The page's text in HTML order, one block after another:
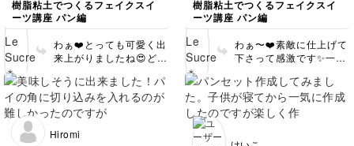
です💕 そして、「楽し
かった」と言って頂け
て、本当に嬉しいです❤️
受講して下さりありがと
うございました！また次
の作品楽しみにしていま
す😊
問題なかったと思います
が、2度目以降の着色
は、粘土が水分を帯びて
少し表面が柔らかくなっ
ているので、完全に乾燥
できていないところに、
次の色を重ねると、色が
よれてしまったり、ハゲ
てしまう原因になりま
他のパンやスイーツも作ってみ
ます😊
樹脂粘土でつくるフェイクスイ
ーツ講座 パン編
わぁ❤️とっても可愛く出
来上がりましたね😍どち
です💕何よりも楽しく作
って下さった様子が伝わ
ってきて、私もとても嬉
がおありなので、ぜひ他
っと練習して上手になりたいで
す♪
楽しかったです♪
次はシュークリーム作ってみま
す^_^
樹脂粘土でつくるフェイクスイ
ーツ講座 パン編
わぁ〜❤️素敵に仕上げて
下さって感激です✨一つ
が伝わってくる作品です
ね💕 優しい雰囲気がと
ても素敵です✨ フォルム
Hiromi